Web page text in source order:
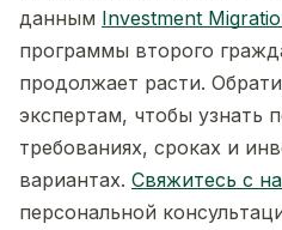
данным Investment
программы второго
продолжает расти.
экспертам, чтобы узнать
требованиях, сроках и
вариантах. Свяжитесь с
персональной